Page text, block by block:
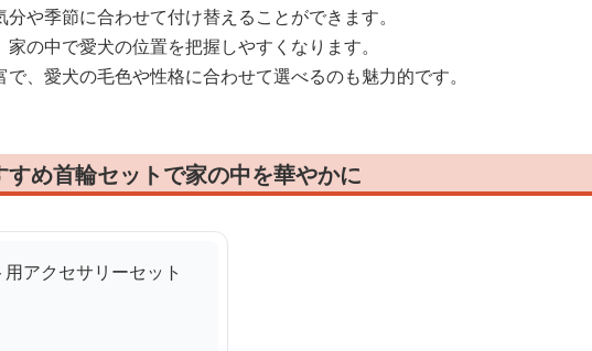
や季節に合わせて付け替えることができます。
の中で愛犬の位置を把握しやすくなります。
、愛犬の毛色や性格に合わせて選べるのも魅力的です。
め首輪セットで家の中を華やかに